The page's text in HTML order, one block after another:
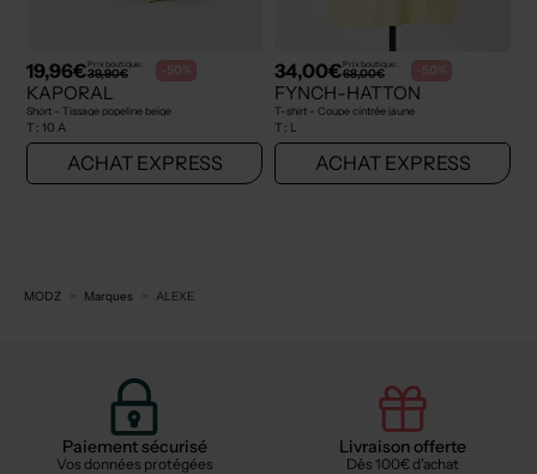
19,96€Prix boutique :
39,90€ -50%
KAPORAL
Short - Tissage popeline beige
T : 10 A
ACHAT EXPRESS
34,00€Prix boutique :
68,00€ -50%
FYNCH-HATTON
T-shirt - Coupe cintrée jaune
T : L
ACHAT EXPRESS
MODZ Marques ALEXE
Paiement sécurisé
Vos données protégées
Livraison offerte
Dès 100€ d'achat